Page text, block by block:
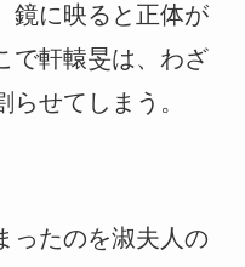
鏡に映ると正体が
で軒轅旻は、わざ
せてしまう。
ったのを淑夫人の